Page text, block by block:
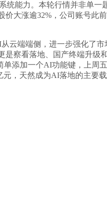
能力。本轮行情并非单一
涨逾32%，公司账号此
端端侧，进一步强化了
察看落地、国产终端升级
添加一个AI功能键，上周
，天然成为AI落地的主要载